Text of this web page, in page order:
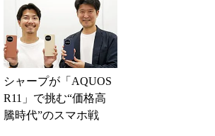
シャープが「AQUOS
R11」で挑む“価格高
騰時代”のスマホ戦